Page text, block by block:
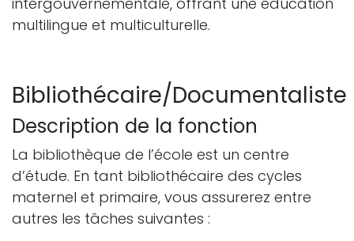
multilingue et multiculturelle.
Bibliothécaire/Documentaliste
Description de la fonction
La bibliothèque de l’école est un centre
d’étude. En tant bibliothécaire des cycles
maternel et primaire, vous assurerez entre
autres les tâches suivantes :